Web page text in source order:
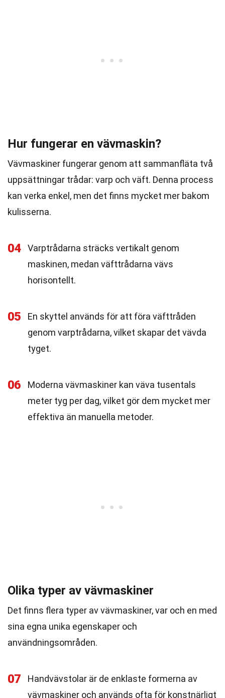
Hur fungerar en vävmaskin?
Vävmaskiner fungerar genom att sammanfläta två
uppsättningar trådar: varp och väft. Denna process
kan verka enkel, men det finns mycket mer bakom
kulisserna.
04
Varptrådarna sträcks vertikalt genom
maskinen, medan väfttrådarna vävs
horisontellt.
05
En skyttel används för att föra väfttråden
genom varptrådarna, vilket skapar det vävda
tyget.
06
Moderna vävmaskiner kan väva tusentals
meter tyg per dag, vilket gör dem mycket mer
effektiva än manuella metoder.
Olika typer av vävmaskiner
Det finns flera typer av vävmaskiner, var och en med
sina egna unika egenskaper och
användningsområden.
07
Handvävstolar är de enklaste formerna av
vävmaskiner och används ofta för konstnärligt